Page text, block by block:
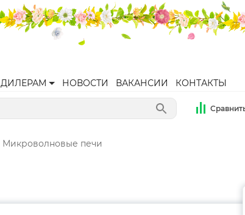
ДИЛЕРАМ НОВОСТИ ВАКАНСИИ КОНТАКТЫ
Микроволновые печи